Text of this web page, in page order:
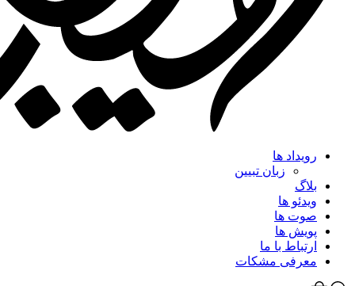
رویداد ها
زبان تبیین
بلاگ
ویدئو ها
صوت ها
پویش ها
ارتباط با ما
معرفی مشکات